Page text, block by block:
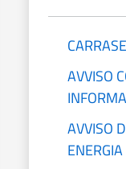
AVVISO
AVVISO